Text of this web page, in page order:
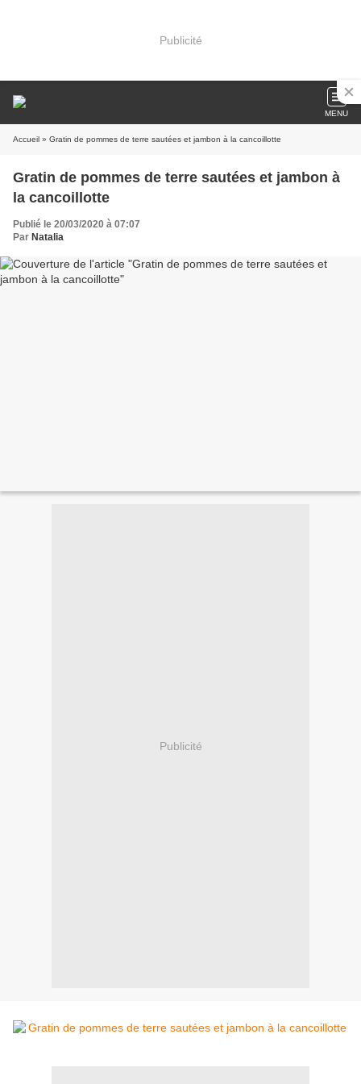
Publicité
MENU
Accueil » Gratin de pommes de terre sautées et jambon à la cancoillotte
Gratin de pommes de terre sautées et jambon à
la cancoillotte
Publié le 20/03/2020 à 07:07
Par Natalia
Publicité